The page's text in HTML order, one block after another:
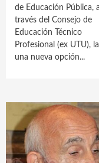
de Educación Pública, a
través del Consejo de
Educación Técnico
Profesional (ex UTU),
una nueva opción...